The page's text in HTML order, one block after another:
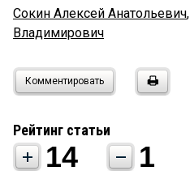
Сокин Алексей Анатольевич,
Владимирович
Комментировать
Рейтинг статьи
14 1